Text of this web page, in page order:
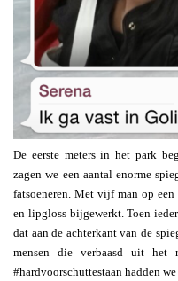
De eerste meters in het park
zagen we een aantal enorme
fatsoeneren. Met vijf man op
en lipgloss bijgewerkt. Toen
dat aan de achterkant van de
mensen die verbaasd uit
#hardvoorschuttestaan hadden